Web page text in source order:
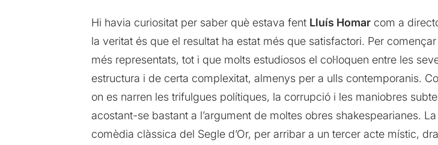
Hi havia curiositat per saber què estava fent Lluís Homarcom a
la veritat és que el resultat ha estat més que satisfactori. Per
més representats, tot i que molts estudiosos el col·loquen entre les
estructura i de certa complexitat, almenys per a ulls contemporanis.
on es narren les trifulgues polítiques, la corrupció i les maniobres
acostant-se bastant a l’argument de moltes obres shakespearianes.
comèdia clàssica del Segle d’Or, per arribar a un tercer acte místic,